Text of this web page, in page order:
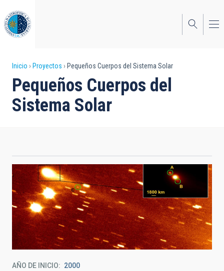
al
contenido
principal
Sobrescribir
enlaces
de
la
navegación
Inicio Proyectos Pequeños Cuerpos del Sistema Solar
Pequeños Cuerpos del
Sistema Solar
AÑO DE INICIO 2000